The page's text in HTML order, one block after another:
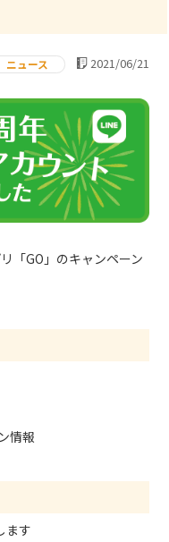
ニュース 2021/06/21
「GO」のキャンペーン
情報
ます